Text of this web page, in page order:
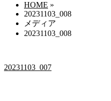
HOME »
20231103_008
メディア
20231103_008
20231103_007